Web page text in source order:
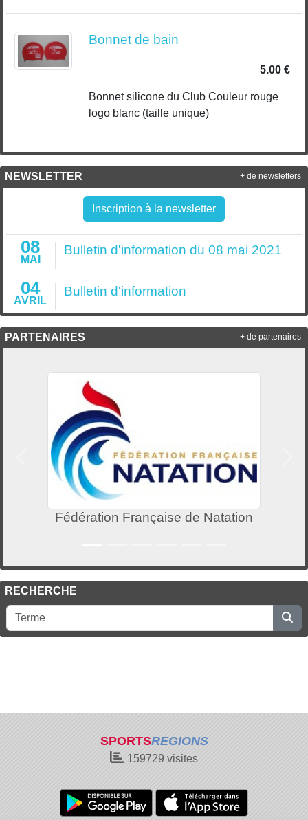
Bonnet de bain
5.00 €
Bonnet silicone du Club Couleur rouge
logo blanc (taille unique)
NEWSLETTER
Inscription à la newsletter
08
MAI
Bulletin d'information du 08 mai 2021
04
AVRIL
Bulletin d'information
+ de newsletters
PARTENAIRES
Fédération Française de Natation
Précedent
+ de partenaires
RECHERCHE
SPORTSREGIONS
159729 visites